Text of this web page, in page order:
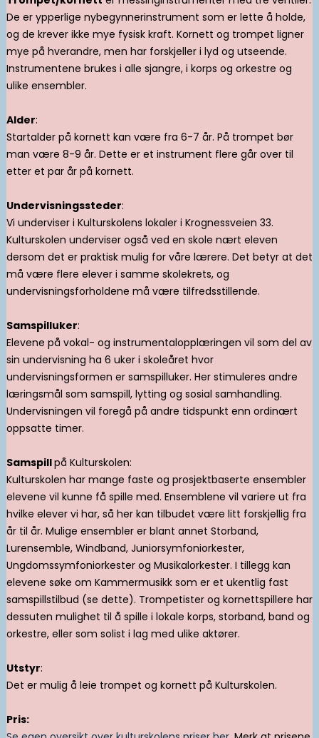
De er ypperlige nybegynnerinstrument som er lette å holde,
og de krever ikke mye fysisk kraft. Kornett og trompet ligner
mye på hverandre, men har forskjeller i lyd og utseende.
Instrumentene brukes i alle sjangre, i korps og orkestre og
ulike ensembler.
Alder:
Startalder på kornett kan være fra 6-7 år. På trompet bør
man være 8-9 år. Dette er et instrument flere går over til
etter et par år på kornett.
Undervisningssteder:
Vi underviser i Kulturskolens lokaler i Krognessveien 33.
Kulturskolen underviser også ved en skole nært eleven
dersom det er praktisk mulig for våre lærere. Det betyr at det
må være flere elever i samme skolekrets, og
undervisningsforholdene må være tilfredsstillende.
Samspilluker:
Elevene på vokal- og instrumentalopplæringen vil som del av
sin undervisning ha 6 uker i skoleåret hvor
undervisningsformen er samspilluker. Her stimuleres andre
læringsmål som samspill, lytting og sosial samhandling.
Undervisningen vil foregå på andre tidspunkt enn ordinært
oppsatte timer.
Samspillpå Kulturskolen:
Kulturskolen har mange faste og prosjektbaserte ensembler
elevene vil kunne få spille med. Ensemblene vil variere ut fra
hvilke elever vi har, så her kan tilbudet være litt forskjellig fra
år til år. Mulige ensembler er blant annet Storband,
Lurensemble, Windband, Juniorsymfoniorkester,
Ungdomssymfoniorkester og Musikalorkester. I tillegg kan
elevene søke om Kammermusikk som er et ukentlig fast
samspillstilbud (se dette). Trompetister og kornettspillere har
dessuten mulighet til å spille i lokale korps, storband, band og
orkestre, eller som solist i lag med ulike aktører.
Utstyr:
Det er mulig å leie trompet og kornett på Kulturskolen.
Pris: